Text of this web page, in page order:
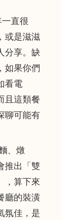
直很
或是滋滋
分享。缺
如果你們
看電
且這類餐
聊可能有
、燉
推出「雙
，算下來
廳的裝潢
氛佳，是